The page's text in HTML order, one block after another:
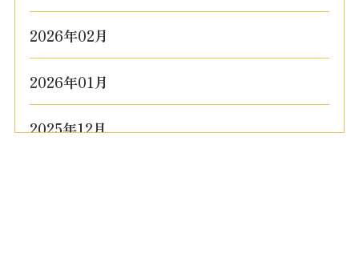
2026年02月
2026年01月
2025年12月